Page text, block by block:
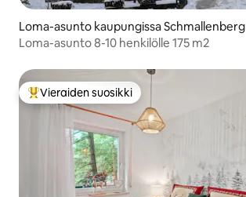
Loma-asunto kaupungissa Schmallenberg
Loma-asunto 8-10 henkilölle 175 m2
Vieraiden suosikkien parhaimmistoa
Vieraiden suosikki